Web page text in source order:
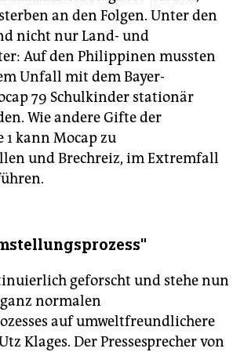
an den Folgen. Unter den
nicht nur Land- und
Auf den Philippinen mussten
Unfall mit dem Bayer-
79 Schulkinder stationär
Wie andere Gifte der
1 kann Mocap zu
und Brechreiz, im Extremfall
geforscht und stehe nun
normalen
auf umweltfreundlichere
Klages. Der Pressesprecher von